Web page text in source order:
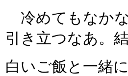
冷めてもなか
引き立つなあ。
白いご飯と一緒